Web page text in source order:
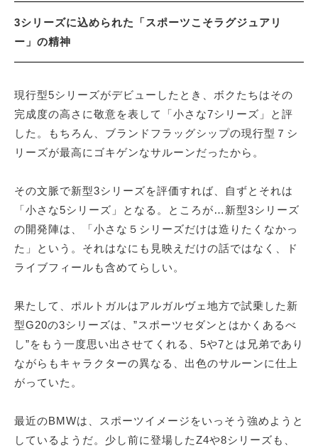
3シリーズに込められた「スポーツこそラグジュアリ
ー」の精神
現行型5シリーズがデビューしたとき、ボクたちはその
完成度の高さに敬意を表して「小さな7シリーズ」と評
した。もちろん、ブランドフラッグシップの現行型７シ
リーズが最高にゴキゲンなサルーンだったから。
その文脈で新型3シリーズを評価すれば、自ずとそれは
「小さな5シリーズ」となる。ところが…新型3シリーズ
の開発陣は、「小さな５シリーズだけは造りたくなかっ
た」という。それはなにも見映えだけの話ではなく、ド
ライブフィールも含めてらしい。
果たして、ポルトガルはアルガルヴェ地方で試乗した新
型G20の3シリーズは、”スポーツセダンとはかくあるべ
し”をもう一度思い出させてくれる、5や7とは兄弟であり
ながらもキャラクターの異なる、出色のサルーンに仕上
がっていた。
最近のBMWは、スポーツイメージをいっそう強めようと
しているようだ。少し前に登場したZ4や8シリーズも、